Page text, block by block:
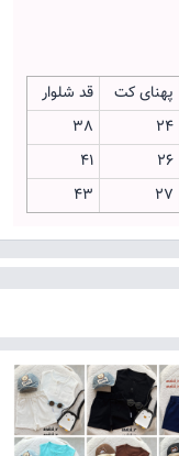
پهنای کت
قد شلوار
24
38
26
41
27
43